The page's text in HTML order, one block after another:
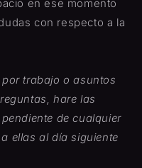
en ese momento
con respecto a la
trabajo o asuntos
hare las
de cualquier
ellas al día siguiente